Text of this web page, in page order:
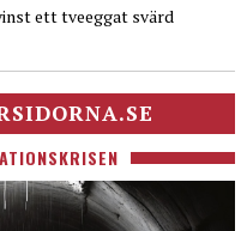
ett tveeggat svärd